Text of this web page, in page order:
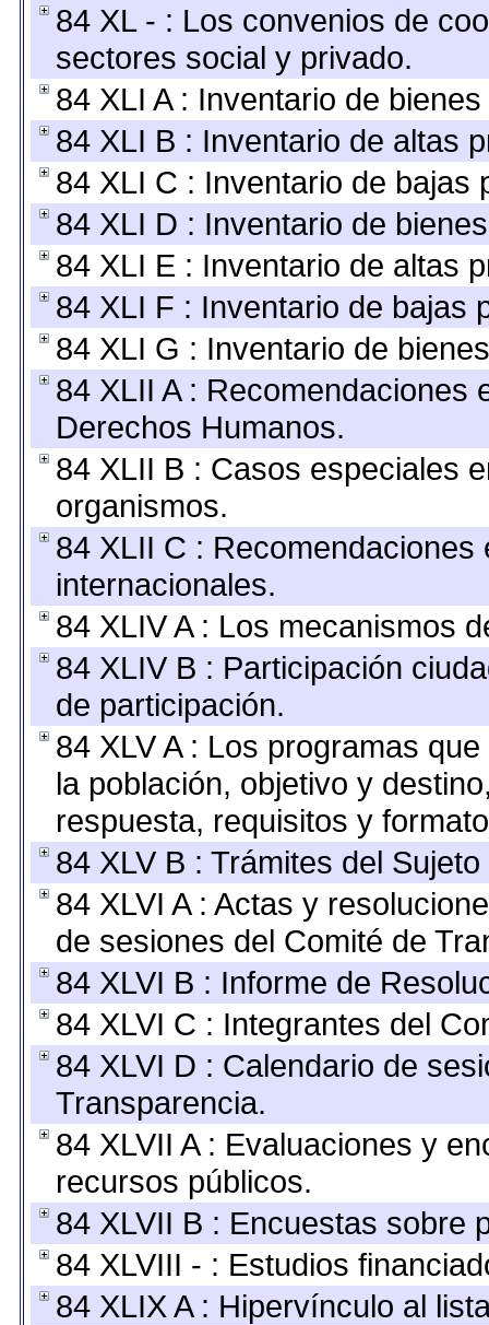
84 XL - : Los convenios de
sectores social y privado.
84 XLI A : Inventario de
84 XLI B : Inventario de altas
84 XLI C : Inventario de bajas
84 XLI D : Inventario de
84 XLI E : Inventario de altas
84 XLI F : Inventario de bajas
84 XLI G : Inventario de
84 XLII A : Recomendaciones
Derechos Humanos.
84 XLII B : Casos especiales
organismos.
84 XLII C :
internacionales.
84 XLIV A : Los mecanismos
84 XLIV B : Participación
de participación.
84 XLV A : Los programas
la población, objetivo y
respuesta, requisitos y
84 XLV B : Trámites del
84 XLVI A : Actas y
de sesiones del Comité de
84 XLVI B : Informe de
84 XLVI C : Integrantes del
84 XLVI D : Calendario de
Transparencia.
84 XLVII A : Evaluaciones y
recursos públicos.
84 XLVII B : Encuestas sobre
84 XLVIII - : Estudios
84 XLIX A : Hipervínculo al